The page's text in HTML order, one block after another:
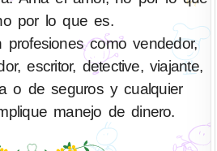
por lo que es.
como vendedor,
escritor, detective, viajante,
o de seguros y cualquier
manejo de dinero.